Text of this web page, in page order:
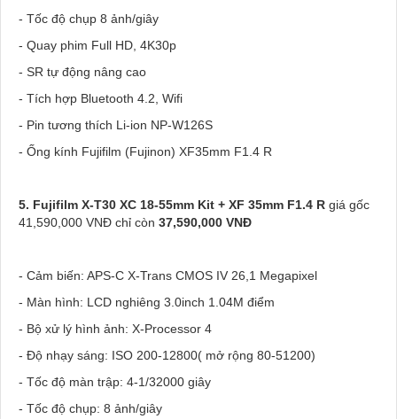
- Tốc độ chụp 8 ảnh/giây
- Quay phim Full HD, 4K30p
- SR tự động nâng cao
- Tích hợp Bluetooth 4.2, Wifi
- Pin tương thích Li-ion NP-W126S
- Ống kính Fujifilm (Fujinon) XF35mm F1.4 R
5. Fujifilm X-T30 XC 18-55mm Kit + XF 35mm F1.4 R giá gốc
41,590,000 VNĐ chỉ còn 37,590,000 VNĐ
- Cảm biến: APS-C X-Trans CMOS IV 26,1 Megapixel
- Màn hình: LCD nghiêng 3.0inch 1.04M điểm
- Bộ xử lý hình ảnh: X-Processor 4
- Độ nhạy sáng: ISO 200-12800( mở rộng 80-51200)
- Tốc độ màn trập: 4-1/32000 giây
- Tốc độ chụp: 8 ảnh/giây